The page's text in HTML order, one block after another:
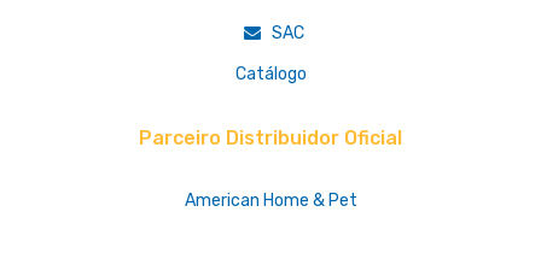
SAC
Catálogo
Parceiro Distribuidor Oficial
American Home & Pet